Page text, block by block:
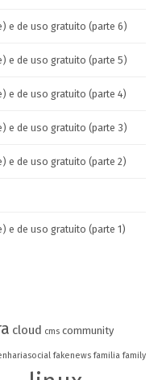
e de uso gratuito (parte 6)
e de uso gratuito (parte 5)
e de uso gratuito (parte 4)
e de uso gratuito (parte 3)
e de uso gratuito (parte 2)
e de uso gratuito (parte 1)
cloud cms community
fakenews familia family